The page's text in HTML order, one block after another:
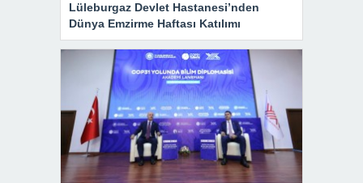
Lüleburgaz Devlet Hastanesi’nden
Dünya Emzirme Haftası Katılımı